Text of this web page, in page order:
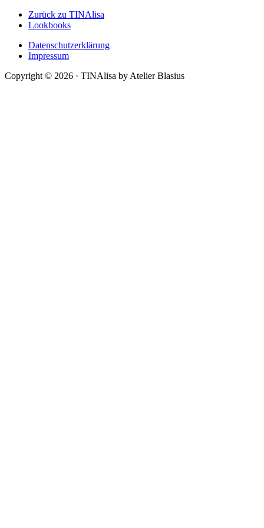
Zurück zu TINAlisa
Lookbooks
Datenschutzerklärung
Impressum
Copyright © 2026 · TINAlisa by Atelier Blasius